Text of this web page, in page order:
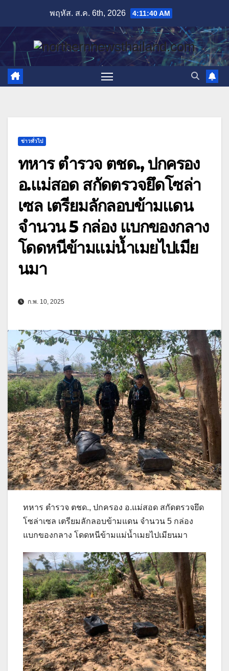
content
พฤหัส. ส.ค. 6th, 2026 4:11:41 AM
ข่าวทั่วไป
ทหาร ตำรวจ ตชด., ปกครอง
อ.แม่สอด สกัดตรวจยึดโซล่า
เซล เตรียมลักลอบข้ามแดน
จำนวน 5 กล่อง แบกของกลาง
โดดหนีข้ามแม่น้ำเมยไปเมีย
นมา
ก.พ. 10, 2025
ทหาร ตำรวจ ตชด., ปกครอง อ.แม่สอด สกัดตรวจยึด
โซล่าเซล เตรียมลักลอบข้ามแดน จำนวน 5 กล่อง
แบกของกลาง โดดหนีข้ามแม่น้ำเมยไปเมียนมา